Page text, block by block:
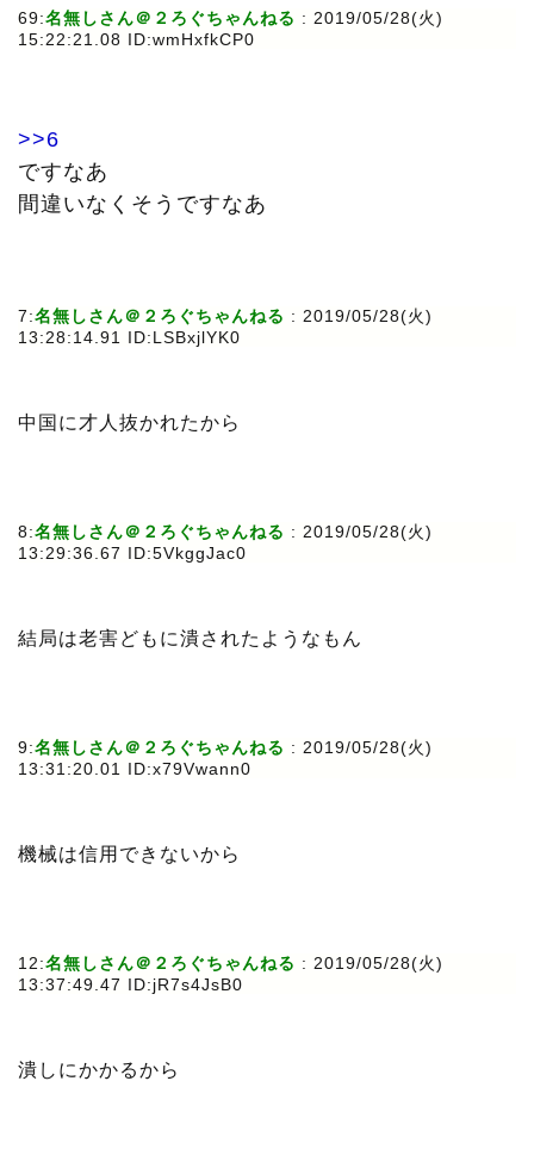
69:名無しさん＠２ろぐちゃんねる : 2019/05/28(火)
15:22:21.08 ID:wmHxfkCP0
>>6
ですなあ
間違いなくそうですなあ
7:名無しさん＠２ろぐちゃんねる : 2019/05/28(火)
13:28:14.91 ID:LSBxjlYK0
中国に才人抜かれたから
8:名無しさん＠２ろぐちゃんねる : 2019/05/28(火)
13:29:36.67 ID:5VkggJac0
結局は老害どもに潰されたようなもん
9:名無しさん＠２ろぐちゃんねる : 2019/05/28(火)
13:31:20.01 ID:x79Vwann0
機械は信用できないから
12:名無しさん＠２ろぐちゃんねる : 2019/05/28(火)
13:37:49.47 ID:jR7s4JsB0
潰しにかかるから